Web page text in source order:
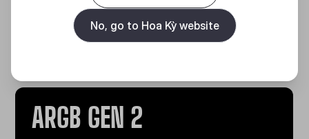
ARGB GEN 2
No, go to Hoa Kỳ website